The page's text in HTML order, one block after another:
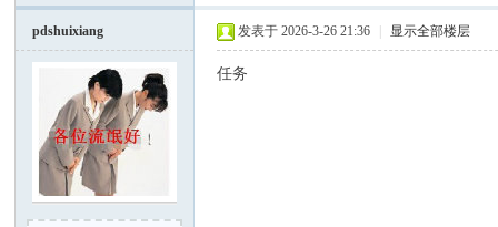
pdshuixiang 发表于 2026-3-26 21:36 显示全部楼层
任务